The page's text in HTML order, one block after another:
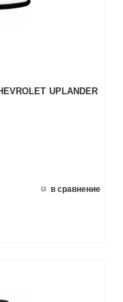
UPLANDER
в сравнение